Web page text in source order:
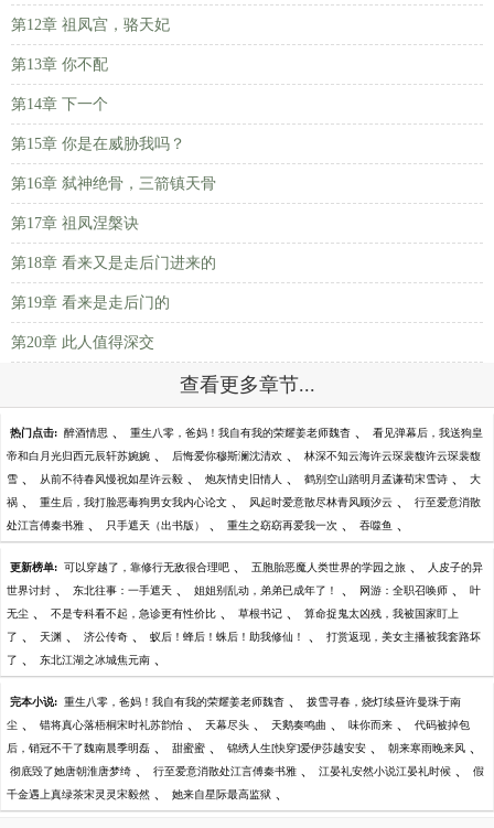
第12章 祖凤宫，骆天妃
第13章 你不配
第14章 下一个
第15章 你是在威胁我吗？
第16章 弑神绝骨，三箭镇天骨
第17章 祖凤涅槃诀
第18章 看来又是走后门进来的
第19章 看来是走后门的
第20章 此人值得深交
查看更多章节...
热门点击: 醉酒情思 、 重生八零，爸妈！我自有我的荣耀姜老师魏杳 、 看见弹幕后，我送狗皇
帝和白月光归西元辰轩苏婉婉 、 后悔爱你穆斯澜沈清欢 、 林深不知云海许云琛裴馥许云琛裴馥
雪 、 从前不待春风慢祝如星许云毅 、 炮灰情史旧情人 、 鹤别空山踏明月孟谦荀宋雪诗 、 大
祸 、 重生后，我打脸恶毒狗男女我内心论文 、 风起时爱意散尽林青风顾汐云 、 行至爱意消散
处江言傅秦书雅 、 只手遮天（出书版） 、 重生之窈窈再爱我一次 、 吞噬鱼 、
更新榜单: 可以穿越了，靠修行无敌很合理吧 、 五胞胎恶魔人类世界的学园之旅 、 人皮子的异
世界讨封 、 东北往事：一手遮天 、 姐姐别乱动，弟弟已成年了！ 、 网游：全职召唤师 、 叶
无尘 、 不是专科看不起，急诊更有性价比 、 草根书记 、 算命捉鬼太凶残，我被国家盯上
了 、 天渊 、 济公传奇 、 蚁后！蜂后！蛛后！助我修仙！ 、 打赏返现，美女主播被我套路坏
了 、 东北江湖之冰城焦元南 、
完本小说: 重生八零，爸妈！我自有我的荣耀姜老师魏杳 、 拨雪寻春，烧灯续昼许曼珠于南
尘 、 错将真心落梧桐宋时礼苏韵怡 、 天幕尽头 、 天鹅奏鸣曲 、 味你而来 、 代码被掉包
后，销冠不干了魏南晨季明磊 、 甜蜜蜜 、 锦绣人生[快穿]爱伊莎越安安 、 朝来寒雨晚来风 、
彻底毁了她唐朝淮唐梦绮 、 行至爱意消散处江言傅秦书雅 、 江晏礼安然小说江晏礼时候 、 假
千金遇上真绿茶宋灵灵宋毅然 、 她来自星际最高监狱 、